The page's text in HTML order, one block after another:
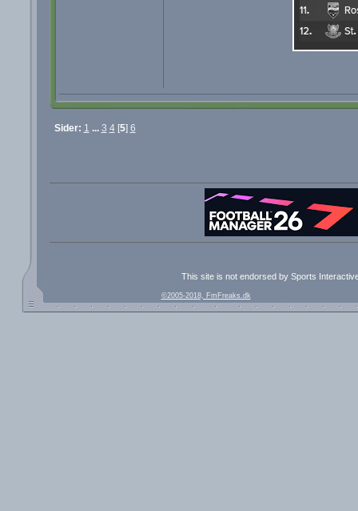
Sider: 1 ... 3 4[5] 6
This site is not endorsed by Sports
©2005-2018, FmFreaks.dk